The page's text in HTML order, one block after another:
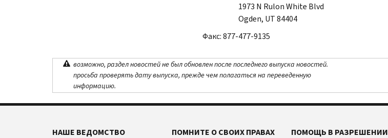
1973 N Rulon White Blvd
Ogden, UT84404
Факс: 877-477-9135
возможно, раздел новостей не был обновлен после последнего выпуска новостей.
просьба проверять дату выпуска, прежде чем полагаться на переведенную
информацию.
НАШЕ ВЕДОМСТВО
ПОМНИТЕ О СВОИХ ПРАВАХ
ПОМОЩЬ В РАЗРЕШЕНИИ